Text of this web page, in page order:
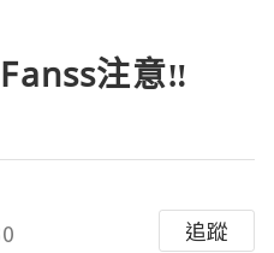
注意‼️
追蹤